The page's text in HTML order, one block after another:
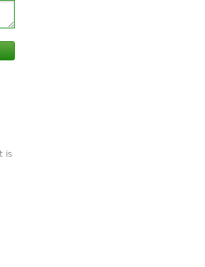
is